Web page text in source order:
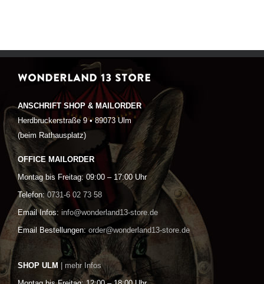
WONDERLAND 13 STORE
ANSCHRIFT SHOP & MAILORDER
Herdbruckerstraße 9 • 89073 Ulm
(beim Rathausplatz)
OFFICE MAILORDER
Montag bis Freitag: 09:00 – 17:00 Uhr
Telefon: 0731-6 02 73 58
Email Infos: info@wonderland13-store.de
Email Bestellungen: order@wonderland13-store.de
SHOP ULM | mehr Infos